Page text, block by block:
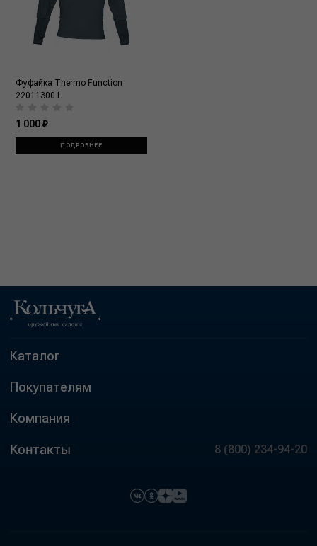
Фуфайка Thermo Function
22011300 L
1 000 ₽
ПОДРОБНЕЕ
Каталог
Покупателям
Компания
Контакты 8 (800) 234-94-20